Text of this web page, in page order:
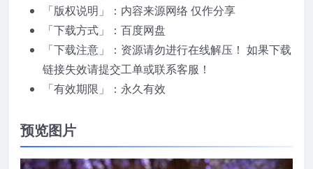
「版权说明」：内容来源网络 仅作分享
「下载方式」：百度网盘
「下载注意」：资源请勿进行在线解压！ 如果下载
链接失效请提交工单或联系客服！
「有效期限」：永久有效
预览图片